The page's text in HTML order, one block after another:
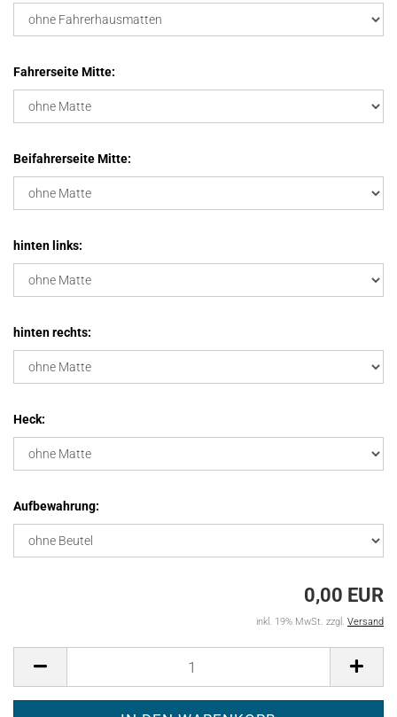
Fahrerseite Mitte:
Beifahrerseite Mitte:
hinten links:
hinten rechts:
Heck:
Aufbewahrung:
0,00 EUR
inkl. 19% MwSt. zzgl. Versand